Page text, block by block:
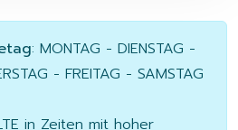
: MONTAG - DIENSTAG -
- FREITAG - SAMSTAG
in Zeiten mit hoher